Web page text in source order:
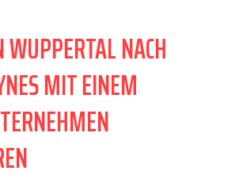
NACH
MIT EINEM